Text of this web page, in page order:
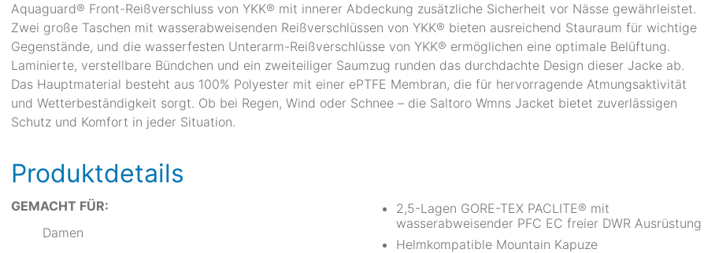
Aquaguard® Front-Reißverschluss von YKK® mit innerer Abdeckung zusätzliche Sicherheit vor Nässe gewährleistet.
Zwei große Taschen mit wasserabweisenden Reißverschlüssen von YKK® bieten ausreichend Stauraum für wichtige
Gegenstände, und die wasserfesten Unterarm-Reißverschlüsse von YKK® ermöglichen eine optimale Belüftung.
Laminierte, verstellbare Bündchen und ein zweiteiliger Saumzug runden das durchdachte Design dieser Jacke ab.
Das Hauptmaterial besteht aus 100% Polyester mit einer ePTFE Membran, die für hervorragende Atmungsaktivität
und Wetterbeständigkeit sorgt. Ob bei Regen, Wind oder Schnee – die Saltoro Wmns Jacket bietet zuverlässigen
Schutz und Komfort in jeder Situation.
Produktdetails
GEMACHT FÜR:
Damen
2,5-Lagen GORE-TEX PACLITE® mit
wasserabweisender PFC EC freier DWR Ausrüstung
Helmkompatible Mountain Kapuze